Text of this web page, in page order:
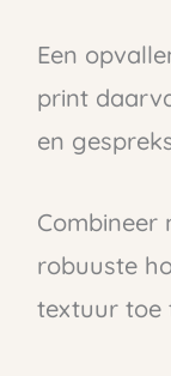
Een
print
en
Combineer
robuuste
textuur toe